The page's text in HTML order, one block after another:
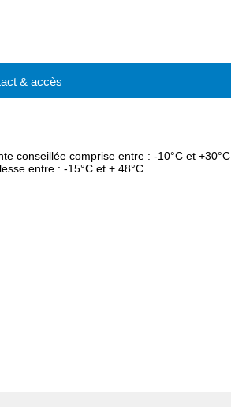
& accès
conseillée comprise entre : -10°C et +30°C.
entre : -15°C et + 48°C.